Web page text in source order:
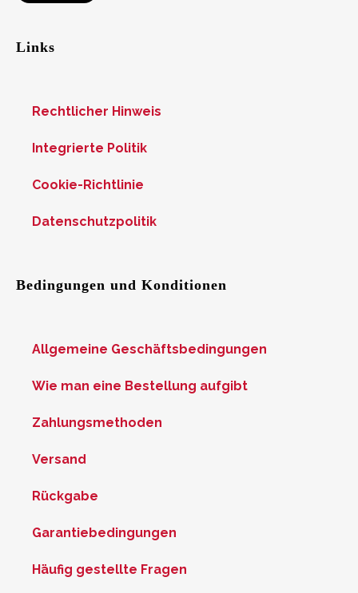
Links
Rechtlicher Hinweis
Integrierte Politik
Cookie-Richtlinie
Datenschutzpolitik
Bedingungen und Konditionen
Allgemeine Geschäftsbedingungen
Wie man eine Bestellung aufgibt
Zahlungsmethoden
Versand
Rückgabe
Garantiebedingungen
Häufig gestellte Fragen